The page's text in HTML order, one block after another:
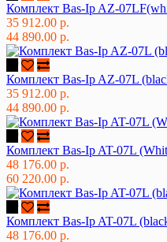
Комплект Bas-Ip AZ-
35 912.00 р.
44 890.00 р.
Комплект Bas-Ip AZ-07L
35 912.00 р.
44 890.00 р.
Комплект Bas-Ip AT-07L
48 176.00 р.
60 220.00 р.
Комплект Bas-Ip AT-07L
48 176.00 р.